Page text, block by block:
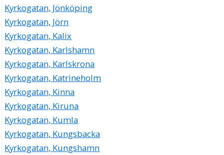
Kyrkogatan, Jönköping
Kyrkogatan, Jörn
Kyrkogatan, Kalix
Kyrkogatan, Karlshamn
Kyrkogatan, Karlskrona
Kyrkogatan, Katrineholm
Kyrkogatan, Kinna
Kyrkogatan, Kiruna
Kyrkogatan, Kumla
Kyrkogatan, Kungsbacka
Kyrkogatan, Kungshamn